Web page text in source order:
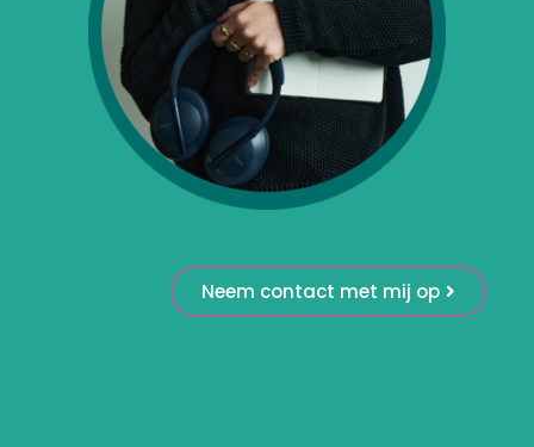
Neem contact met mij op